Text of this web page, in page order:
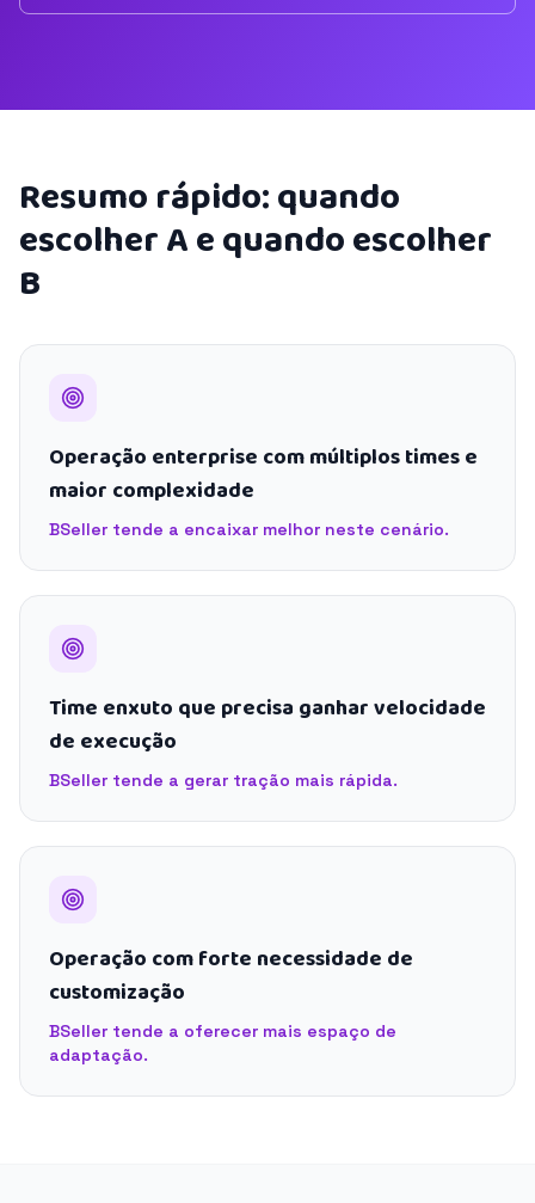
Resumo rápido: quando
escolher A e quando escolher
B
Operação enterprise com múltiplos times e
maior complexidade
BSeller tende a encaixar melhor neste cenário.
Time enxuto que precisa ganhar velocidade
de execução
BSeller tende a gerar tração mais rápida.
Operação com forte necessidade de
customização
BSeller tende a oferecer mais espaço de
adaptação.